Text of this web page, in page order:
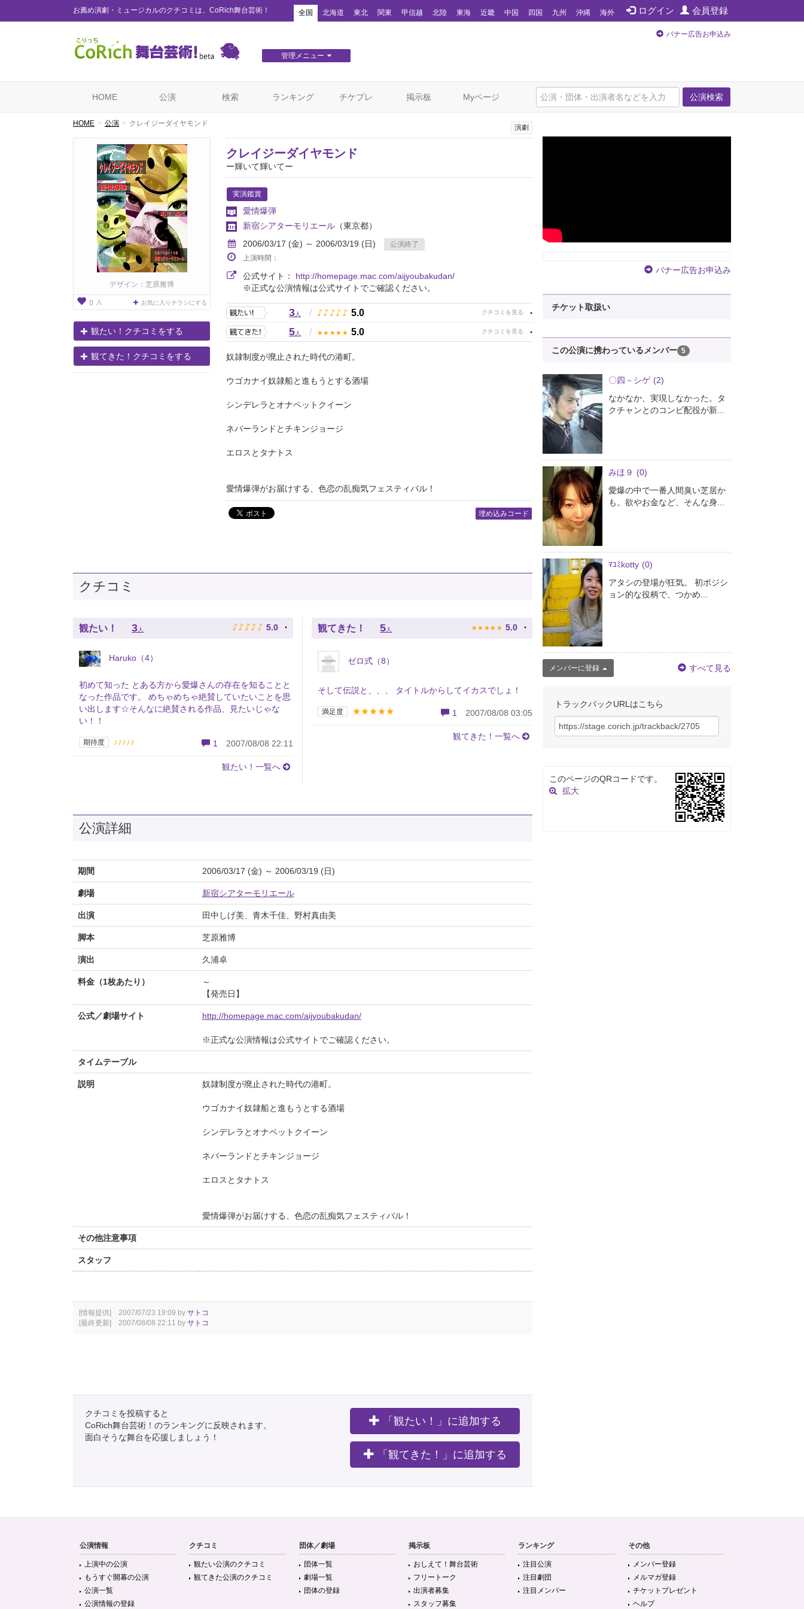
お薦め演劇・ミュージカルのクチコミは、CoRich舞台芸術！ ログイン 会員登録
全国 北海道 東北 関東 甲信越 北陸 東海 近畿 中国 四国 九州 沖縄 海外
管理メニュー
バナー広告お申込み
公演検索
HOME 公演 検索 ランキング チケプレ 掲示板 Myページ
HOME 公演 クレイジーダイヤモンド
デザイン：芝原雅博
0 人 お気に入りチラシにする
観たい！クチコミをする
観てきた！クチコミをする
演劇
クレイジーダイヤモンド
ー輝いて輝いてー
実演鑑賞
愛情爆弾
新宿シアターモリエール （東京都）
2006/03/17 (金) ～ 2006/03/19 (日)
公演終了
上演時間：
公式サイト： http://homepage.mac.com/aijyoubakudan/
※正式な公演情報は公式サイトでご確認ください。
3人 / ♪ ♪ ♪ ♪ ♪ 5.0
5人 / ★ ★ ★ ★ ★ 5.0
奴隷制度が廃止された時代の港町。
ウゴカナイ奴隷船と進もうとする酒場
シンデレラとオナペットクイーン
ネバーランドとチキンジョージ
エロスとタナトス
愛情爆弾がお届けする、色恋の乱痴気フェスティバル！
埋め込みコード
クチコミ
観たい！ 3 人 ♪ ♪ ♪ ♪ ♪ 5.0
Haruko（4）
初めて知った とある方から愛爆さんの存在を知ることと
なった作品です。 めちゃめちゃ絶賛していたいことを思
い出します☆そんなに絶賛される作品、見たいじゃな
い！！
期待度 ♪♪♪♪♪ 1 2007/08/08 22:11
観たい！一覧へ
観てきた！ 5 人 ★ ★ ★ ★ ★ 5.0
ゼロ式（8）
そして伝説と、、、 タイトルからしてイカスでしょ！
満足度 ★★★★★ 1 2007/08/08 03:05
観てきた！一覧へ
公演詳細
期間 2006/03/17 (金) ～ 2006/03/19 (日)
劇場 新宿シアターモリエール
出演 田中しげ美、青木千佳、野村真由美
脚本 芝原雅博
演出 久浦卓
料金（1枚あたり）
～
【発売日】
公式／劇場サイト http://homepage.mac.com/aijyoubakudan/
※正式な公演情報は公式サイトでご確認ください。
タイムテーブル
説明 奴隷制度が廃止された時代の港町。
ウゴカナイ奴隷船と進もうとする酒場
シンデレラとオナペットクイーン
ネバーランドとチキンジョージ
エロスとタナトス
愛情爆弾がお届けする、色恋の乱痴気フェスティバル！
その他注意事項
スタッフ
[情報提供] 2007/07/23 19:09 by サトコ
[最終更新] 2007/08/08 22:11 by サトコ
クチコミを投稿すると
CoRich舞台芸術！のランキングに反映されます。
面白そうな舞台を応援しましょう！
「観たい！」に追加する
「観てきた！」に追加する
バナー広告お申込み
チケット取扱い
この公演に携わっているメンバー 5
〇四－シゲ (2)
なかなか、実現しなかった。タ
クチャンとのコンビ配役が新...
みほ９ (0)
愛爆の中で一番人間臭い芝居か
も。欲やお金など、そんな身...
ﾏﾕﾐkotty (0)
アタシの登場が狂気。 初ポジシ
ョン的な役柄で、つかめ...
メンバーに登録 すべて見る
トラックバックURLはこちら
このページのQRコードです。
拡大
公演情報
上演中の公演
もうすぐ開幕の公演
公演一覧
公演情報の登録
クチコミ
観たい公演のクチコミ
観てきた公演のクチコミ
団体／劇場
団体一覧
劇場一覧
団体の登録
掲示板
おしえて！舞台芸術
フリートーク
出演者募集
スタッフ募集
ランキング
注目公演
注目劇団
注目メンバー
その他
メンバー登録
メルマガ登録
チケットプレゼント
ヘルプ